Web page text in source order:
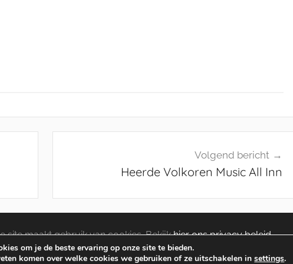
Volgend bericht
Heerde Volkoren Music All Inn
site maakt gebruik van cookies. Bekijkhier ons privacy beleid.
om je de beste ervaring op onze site te bieden.
komen over welke cookies we gebruiken of ze uitschakelen insettings.